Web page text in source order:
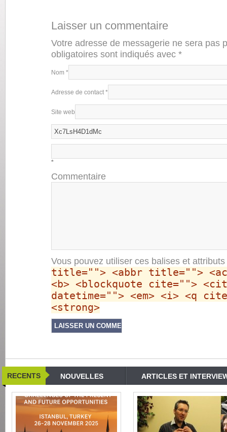
Laisser un commentaire
Votre adresse de messagerie ne sera pas
obligatoires sont indiqués avec *
Nom *
Adresse de contact *
Site web
*
Commentaire
Vous pouvez utiliser ces balises et attributs
title=""> <abbr title="">
<b> <blockquote cite="">
datetime=""> <em> <i> <q
<strong>
RECENTS NOUVELLES ARTICLES ET